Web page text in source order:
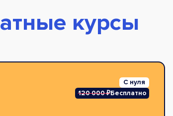
курсы
С нуля
120 000 ₽Бесплатно